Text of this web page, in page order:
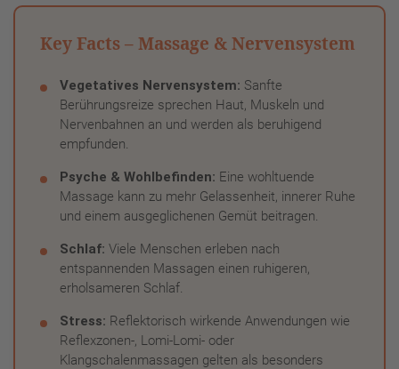
Key Facts – Massage & Nervensystem
Vegetatives Nervensystem: Sanfte
Berührungsreize sprechen Haut, Muskeln und
Nervenbahnen an und werden als beruhigend
empfunden.
Psyche & Wohlbefinden: Eine wohltuende
Massage kann zu mehr Gelassenheit, innerer Ruhe
und einem ausgeglichenen Gemüt beitragen.
Schlaf: Viele Menschen erleben nach
entspannenden Massagen einen ruhigeren,
erholsameren Schlaf.
Stress: Reflektorisch wirkende Anwendungen wie
Reflexzonen-, Lomi-Lomi- oder
Klangschalenmassagen gelten als besonders